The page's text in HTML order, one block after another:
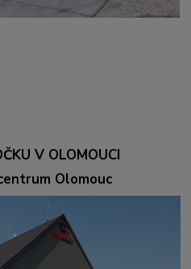
V OLOMOUCI
Olomouc